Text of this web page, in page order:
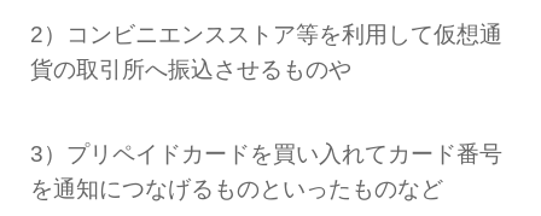
2）コンビニエンスストア等を利用して仮想通
貨の取引所へ振込させるものや
3）プリペイドカードを買い入れてカード番号
を通知につなげるものといったものなど